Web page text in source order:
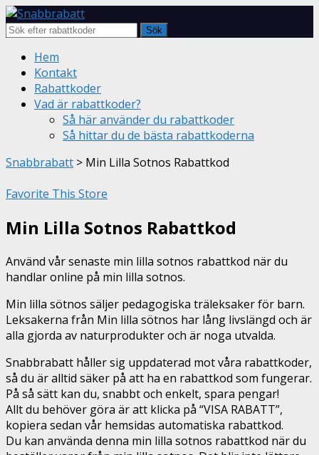
Sök
Skip
content
Hem
Kontakt
Rabattkoder
Vad är rabattkoder?
Så här använder du rabattkoder
Så hittar du de bästa rabattkoderna
Snabbrabatt > Min Lilla Sotnos Rabattkod
Favorite This Store
Min Lilla Sotnos Rabattkod
Använd vår senaste min lilla sotnos rabattkod när du
handlar online på min lilla sotnos.
Min lilla sötnos säljer pedagogiska träleksaker för barn.
Leksakerna från Min lilla sötnos har lång livslängd och är
alla gjorda av naturprodukter och är noga utvalda.
Snabbrabatt håller sig uppdaterad mot våra rabattkoder,
så du är alltid säker på att ha en rabattkod som fungerar.
På så sätt kan du, snabbt och enkelt, spara pengar!
Allt du behöver göra är att klicka på “VISA RABATT”,
kopiera sedan vår hemsidas automatiska rabattkod.
Du kan använda denna min lilla sotnos rabattkod när du